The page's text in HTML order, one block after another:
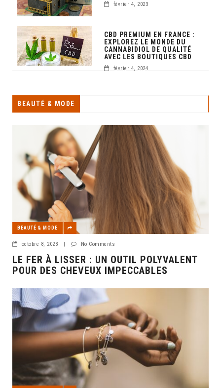
février 4, 2023
CBD PREMIUM EN FRANCE :
EXPLOREZ LE MONDE DU
CANNABIDIOL DE QUALITÉ
AVEC LES BOUTIQUES CBD
février 4, 2024
BEAUTÉ & MODE
BEAUTÉ & MODE
octobre 8, 2023 | No Comments
LE FER À LISSER : UN OUTIL POLYVALENT
POUR DES CHEVEUX IMPECCABLES